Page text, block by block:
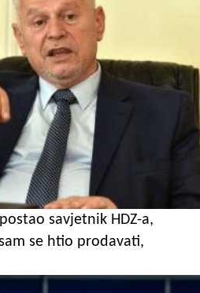
savjetnik HDZ-a,
se htio prodavati,